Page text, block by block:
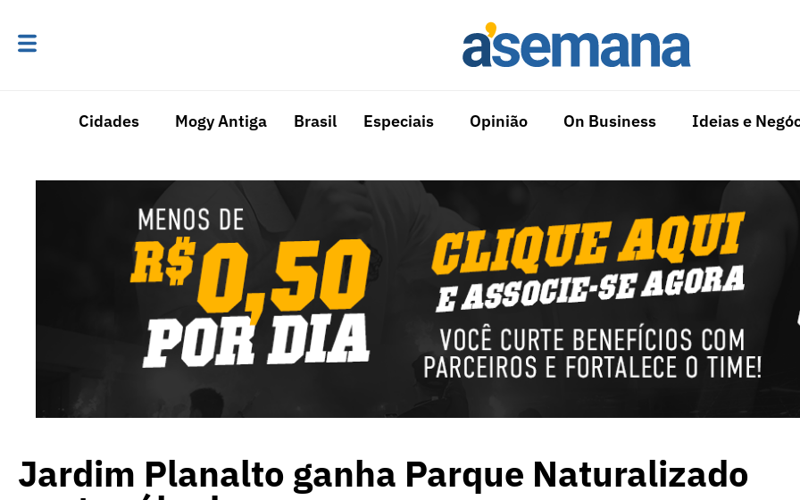
Cidades Mogy Antiga Brasil Especiais Opinião On Business Ideias e
Jardim Planalto ganha Parque Naturalizado